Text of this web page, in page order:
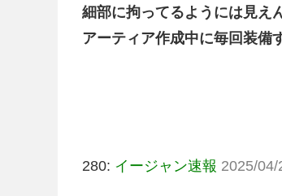
細部に拘ってるようには見え
アーティア作成中に毎回装備
280: イージャン速報 2025/